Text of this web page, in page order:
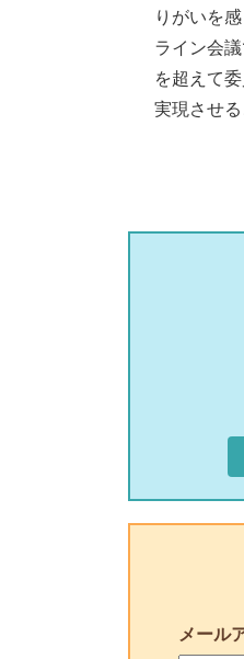
りがいを
ライン会
を超えて
実現させ
メール